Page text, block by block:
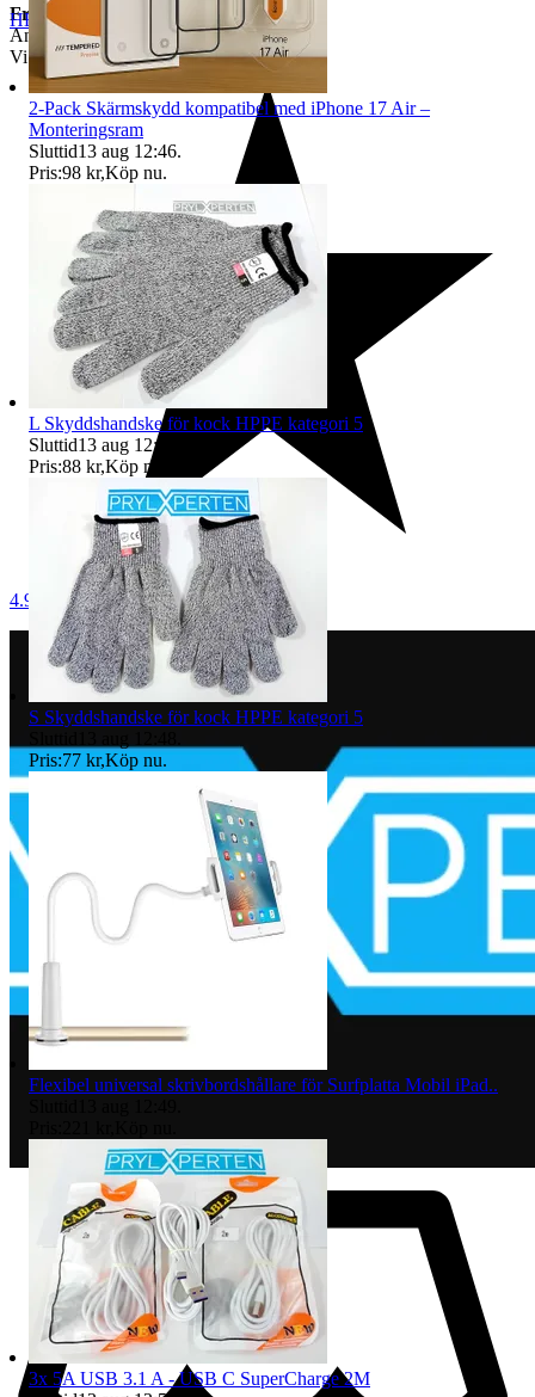
Frakt
Angiven i tradera annonsen
Vi har inte Samfrakt.
HELSINGBORG
Sverige
4.9
2-Pack Skärmskydd kompatibel med iPhone 17 Air –
Monteringsram
Sluttid13 aug 12:46.
Pris:98 kr,Köp nu.
L Skyddshandske för kock HPPE kategori 5
Sluttid13 aug 12:47
Pris:88 kr,Köp nu
S Skyddshandske för kock HPPE kategori 5
Pris:77 kr,Köp nu.
Flexibel universal skrivbordshållare för Surfplatta Mobil iPad..
3x 5A USB 3.1 A - USB C SuperCharge 2M